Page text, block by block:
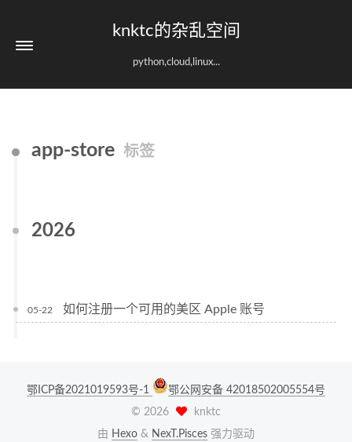
knktc的杂乱空间
python,cloud,linux...
app-store 标签
2026
05-22 如何注册一个可用的美区 Apple 账号
鄂ICP备2021019593号-1
鄂公网安备 42018502005554号
© 2026
knktc
由 Hexo & NexT.Pisces 强力驱动